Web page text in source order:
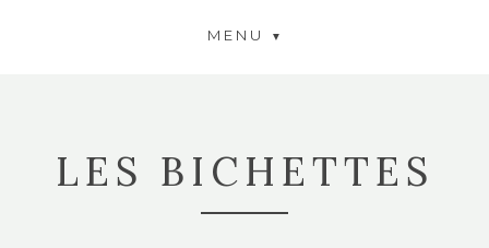
MENU
LES BICHETTES